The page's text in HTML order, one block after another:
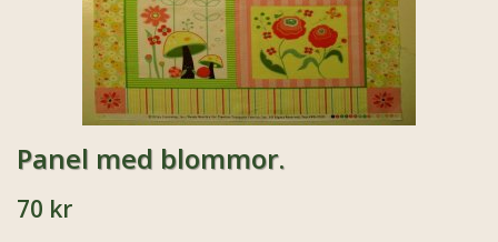
Panel med blommor.
70 kr